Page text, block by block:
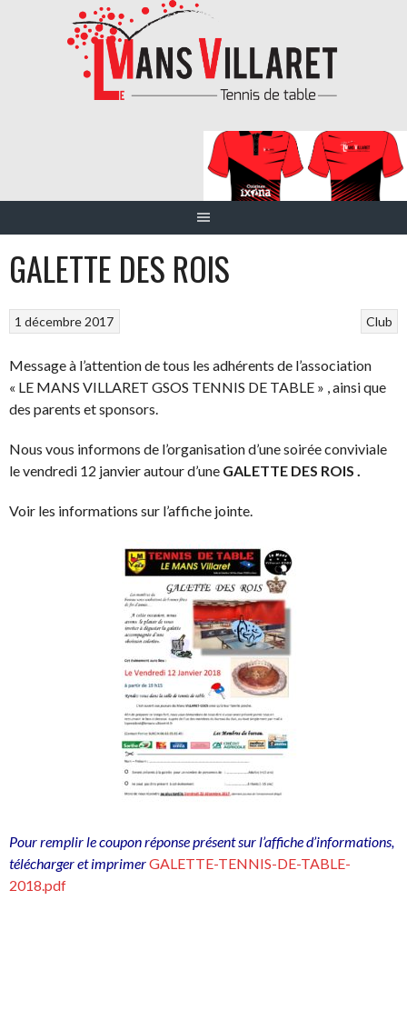
GALETTE DES ROIS
Club
1 décembre 2017
Message à l’attention de tous les adhérents de l’association
« LE MANS VILLARET GSOS TENNIS DE TABLE » , ainsi que
des parents et sponsors.
Nous vous informons de l’organisation d’une soirée conviviale
le vendredi 12 janvier autour d’une GALETTE DES ROIS .
Voir les informations sur l’affiche jointe.
Pour remplir le coupon réponse présent sur l’affiche d’informations,
télécharger et imprimerGALETTE-TENNIS-DE-TABLE-
2018.pdf